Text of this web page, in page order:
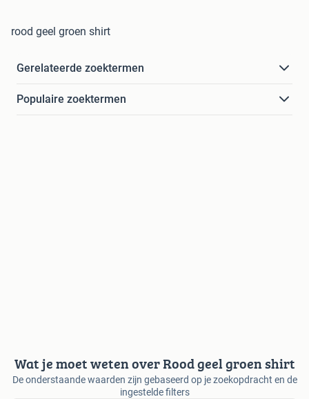
rood geel groen shirt
Gerelateerde zoektermen
Populaire zoektermen
Wat je moet weten over Rood geel groen shirt
De onderstaande waarden zijn gebaseerd op je zoekopdracht en de
ingestelde filters